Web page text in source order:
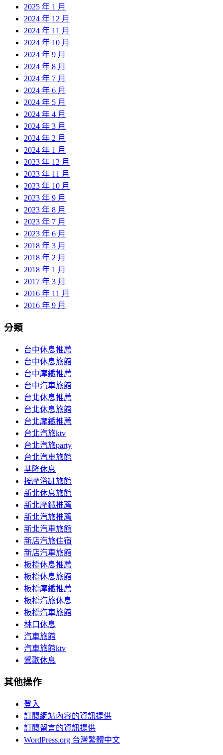
2025 年 1 月
2024 年 12 月
2024 年 11 月
2024 年 10 月
2024 年 9 月
2024 年 8 月
2024 年 7 月
2024 年 6 月
2024 年 5 月
2024 年 4 月
2024 年 3 月
2024 年 2 月
2024 年 1 月
2023 年 12 月
2023 年 11 月
2023 年 10 月
2023 年 9 月
2023 年 8 月
2023 年 7 月
2023 年 6 月
2018 年 3 月
2018 年 2 月
2018 年 1 月
2017 年 3 月
2016 年 11 月
2016 年 9 月
分類
台中休息推薦
台中休息旅館
台中摩鐵推薦
台中汽車旅館
台北休息推薦
台北休息旅館
台北摩鐵推薦
台北汽旅ktv
台北汽旅party
台北汽車旅館
基隆休息
按摩浴缸旅館
新北休息旅館
新北摩鐵推薦
新北汽旅推薦
新北汽車旅館
新店汽旅住宿
新店汽車旅館
板橋休息推薦
板橋休息旅館
板橋摩鐵推薦
板橋汽旅休息
板橋汽車旅館
林口休息
汽車旅館
汽車旅館ktv
鶯歌休息
其他操作
登入
訂閱網站內容的資訊提供
訂閱留言的資訊提供
WordPress.org 台灣繁體中文